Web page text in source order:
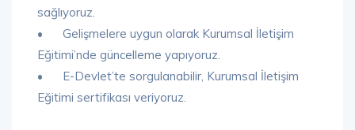
sağlıyoruz.
•
Gelişmelere uygun olarak Kurumsal İletişim
Eğitimi’nde güncelleme yapıyoruz.
•
E-Devlet’te sorgulanabilir, Kurumsal İletişim
Eğitimi sertifikası veriyoruz.